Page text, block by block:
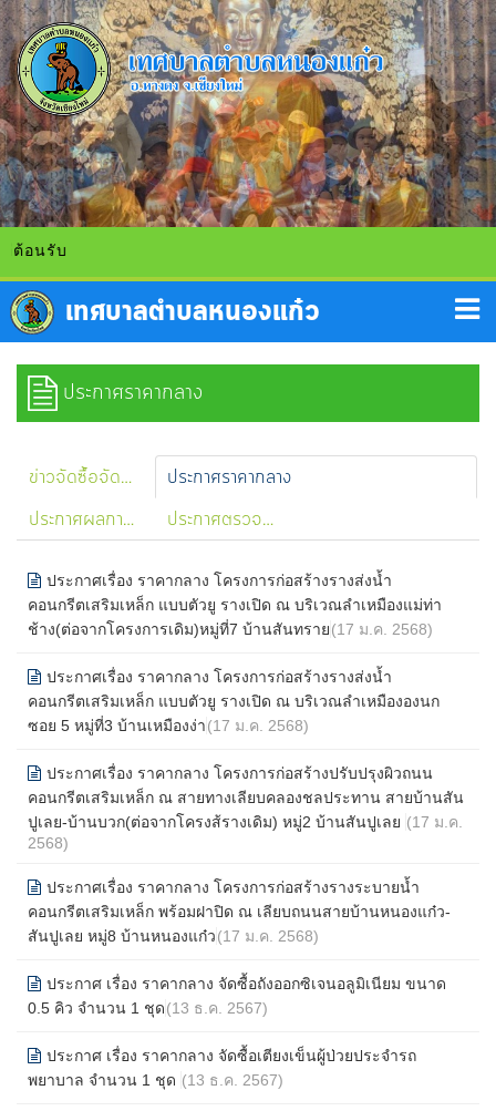
อนรับ
ประกาศราคากลาง
ข่าวจัดซื้อจัดจ้าง
ประกาศราคากลาง
ประกาศผลการจัดซื้อจัดจ้าง
ประกาศตรวจรับการจัดซื้อจัดจ้าง
ประกาศเรื่อง ราคากลาง โครงการก่อสร้างรางส่งน้ำ
คอนกรีตเสริมเหล็ก แบบตัวยู รางเปิด ณ บริเวณลำเหมืองแม่ท่า
ช้าง(ต่อจากโครงการเดิม)หมู่ที่7 บ้านสันทราย(17 ม.ค. 2568)
ประกาศเรื่อง ราคากลาง โครงการก่อสร้างรางส่งน้ำ
คอนกรีตเสริมเหล็ก แบบตัวยู รางเปิด ณ บริเวณลำเหมืององนก
ซอย 5 หมู่ที่3 บ้านเหมืองง่า(17 ม.ค. 2568)
ประกาศเรื่อง ราคากลาง โครงการก่อสร้างปรับปรุงผิวถนน
คอนกรีตเสริมเหล็ก ณ สายทางเลียบคลองชลประทาน สายบ้านสัน
ปูเลย-บ้านบวก(ต่อจากโครงส้รางเดิม) หมู่2 บ้านสันปูเลย (17 ม.ค.
2568)
ประกาศเรื่อง ราคากลาง โครงการก่อสร้างรางระบายน้ำ
คอนกรีตเสริมเหล็ก พร้อมฝาปิด ณ เลียบถนนสายบ้านหนองแก๋ว-
สันปูเลย หมู่8 บ้านหนองแก๋ว(17 ม.ค. 2568)
ประกาศ เรื่อง ราคากลาง จัดซื้อถังออกซิเจนอลูมิเนียม ขนาด
0.5 คิว จำนวน 1 ชุด(13 ธ.ค. 2567)
ประกาศ เรื่อง ราคากลาง จัดซื้อเตียงเข็นผู้ป่วยประจำรถ
พยาบาล จำนวน 1 ชุด (13 ธ.ค. 2567)